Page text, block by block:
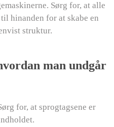
Sørg for, at alle
hinanden for at skabe en
struktur.
man undgår
for, at sprogtagsene er